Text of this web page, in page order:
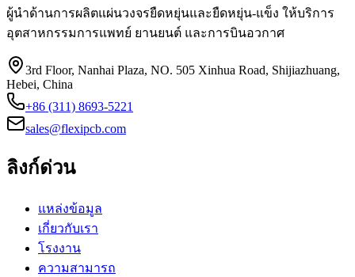
ผู้นำด้านการผลิตแผ่นวงจรยืดหยุ่นและยืดหยุ่น-แข็ง ให้บริการ
อุตสาหกรรมการแพทย์ ยานยนต์ และการบินอวกาศ
3rd Floor, Nanhai Plaza, NO. 505 Xinhua Road, Shijiazhuang,
Hebei, China
+86 (311) 8693-5221
sales@flexipcb.com
ลิงก์ด่วน
แหล่งข้อมูล
เกี่ยวกับเรา
โรงงาน
ความสามารถ